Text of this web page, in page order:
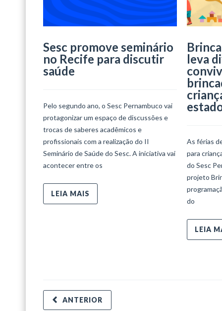
Sesc promove seminário
no Recife para discutir
saúde
Pelo segundo ano, o Sesc Pernambuco vai
protagonizar um espaço de discussões e
trocas de saberes acadêmicos e
profissionais com a realização do II
Seminário de Saúde do Sesc. A iniciativa vai
acontecer entre os
LEIA MAIS
leva
As férias
para
do Sesc
projeto
do
LEIA
ANTERIOR